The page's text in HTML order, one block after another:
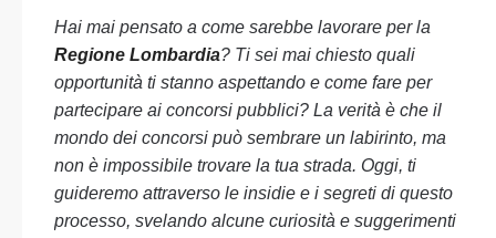
Hai mai pensato a come sarebbe lavorare per la
Regione Lombardia? Ti sei mai chiesto quali
opportunità ti stanno aspettando e come fare per
partecipare ai concorsi pubblici? La verità è che il
mondo dei concorsi può sembrare un labirinto, ma
non è impossibile trovare la tua strada. Oggi, ti
guideremo attraverso le insidie e i segreti di questo
processo, svelando alcune curiosità e suggerimenti